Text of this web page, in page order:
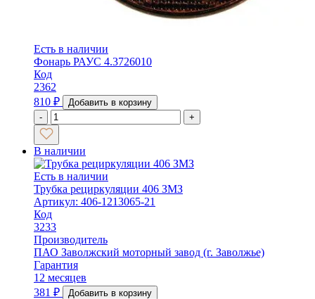
Есть в наличии
Фонарь РАУС 4.3726010
Код
2362
810 ₽
Добавить в корзину
-
+
В наличии
Есть в наличии
Трубка рециркуляции 406 ЗМЗ
Артикул: 406-1213065-21
Код
3233
Производитель
ПАО Заволжский моторный завод (г. Заволжье)
Гарантия
12 месяцев
381 ₽
Добавить в корзину